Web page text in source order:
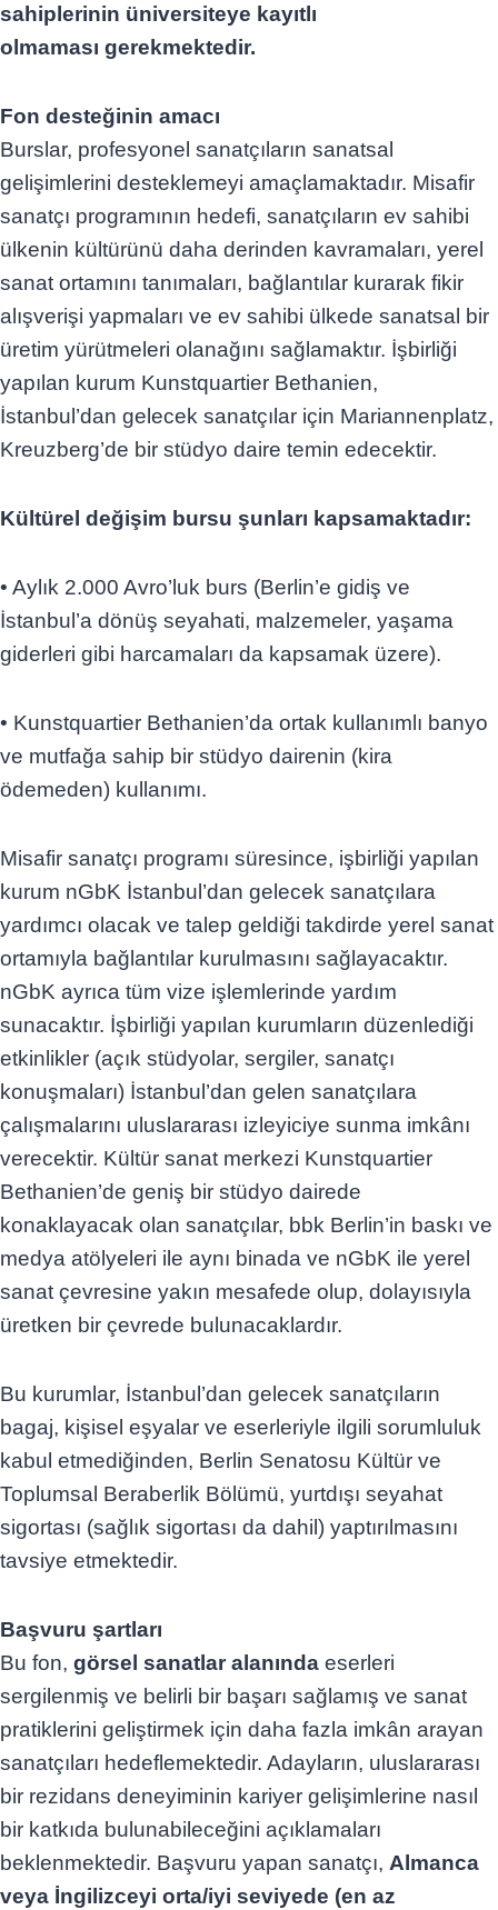
sahiplerinin üniversiteye kayıtlı
olmaması gerekmektedir.
Fon desteğinin amacı
Burslar, profesyonel sanatçıların sanatsal
gelişimlerini desteklemeyi amaçlamaktadır. Misafir
sanatçı programının hedefi, sanatçıların ev sahibi
ülkenin kültürünü daha derinden kavramaları, yerel
sanat ortamını tanımaları, bağlantılar kurarak fikir
alışverişi yapmaları ve ev sahibi ülkede sanatsal bir
üretim yürütmeleri olanağını sağlamaktır. İşbirliği
yapılan kurum Kunstquartier Bethanien,
İstanbul’dan gelecek sanatçılar için Mariannenplatz,
Kreuzberg’de bir stüdyo daire temin edecektir.
Kültürel değişim bursu şunları kapsamaktadır:
• Aylık 2.000 Avro’luk burs (Berlin’e gidiş ve
İstanbul’a dönüş seyahati, malzemeler, yaşama
giderleri gibi harcamaları da kapsamak üzere).
• Kunstquartier Bethanien’da ortak kullanımlı banyo
ve mutfağa sahip bir stüdyo dairenin (kira
ödemeden) kullanımı.
Misafir sanatçı programı süresince, işbirliği yapılan
kurum nGbK İstanbul’dan gelecek sanatçılara
yardımcı olacak ve talep geldiği takdirde yerel sanat
ortamıyla bağlantılar kurulmasını sağlayacaktır.
nGbK ayrıca tüm vize işlemlerinde yardım
sunacaktır. İşbirliği yapılan kurumların düzenlediği
etkinlikler (açık stüdyolar, sergiler, sanatçı
konuşmaları) İstanbul’dan gelen sanatçılara
çalışmalarını uluslararası izleyiciye sunma imkânı
verecektir. Kültür sanat merkezi Kunstquartier
Bethanien’de geniş bir stüdyo dairede
konaklayacak olan sanatçılar, bbk Berlin’in baskı ve
medya atölyeleri ile aynı binada ve nGbK ile yerel
sanat çevresine yakın mesafede olup, dolayısıyla
üretken bir çevrede bulunacaklardır.
Bu kurumlar, İstanbul’dan gelecek sanatçıların
bagaj, kişisel eşyalar ve eserleriyle ilgili sorumluluk
kabul etmediğinden, Berlin Senatosu Kültür ve
Toplumsal Beraberlik Bölümü, yurtdışı seyahat
sigortası (sağlık sigortası da dahil) yaptırılmasını
tavsiye etmektedir.
Başvuru şartları
Bu fon, görsel sanatlar alanında eserleri
sergilenmiş ve belirli bir başarı sağlamış ve sanat
pratiklerini geliştirmek için daha fazla imkân arayan
sanatçıları hedeflemektedir. Adayların, uluslararası
bir rezidans deneyiminin kariyer gelişimlerine nasıl
bir katkıda bulunabileceğini açıklamaları
beklenmektedir. Başvuru yapan sanatçı, Almanca
veya İngilizceyi orta/iyi seviyede (en az